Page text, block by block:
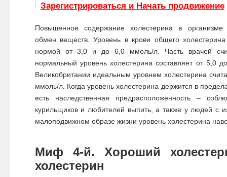
Зарегистрироваться и Начать продвижение
Повышенное содержание холестерина в
обмен веществ. Уровень в крови общего
нормой от 3,0 и до 6,0 ммоль/л. Часть врачей
нормальный уровень холестерина составляет от 5,0
Великобритании идеальным уровнем холестерина
ммоль/л. Когда уровень холестерина держится в
есть наследственная предрасположенность –
курильщиков и любителей выпить, а также у людей с
малоподвижном образе жизни уровень холестерина
Миф 4-й. Хороший
холестерин